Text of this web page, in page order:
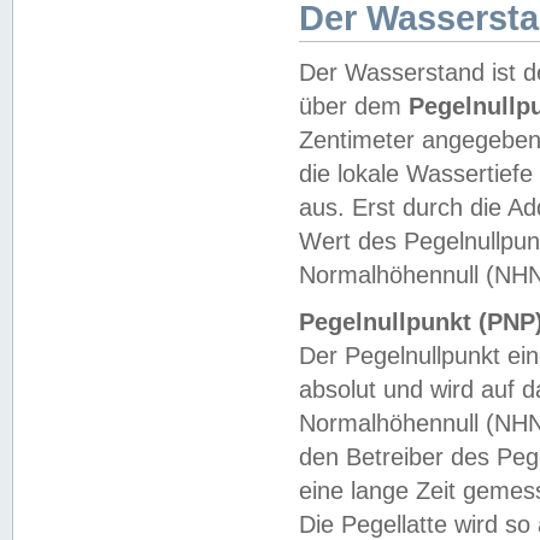
Der
Der Wasserstand ist
über dem
Zentimeter
die lokale
aus. Erst durch die
Wert des
Normalhöhennull
Pegelnullpunkt
Der Pegelnullpunkt
absolut und wird auf
Normalhöhennull
den Betreiber des
eine lange Zeit
Die Pegellatte wird